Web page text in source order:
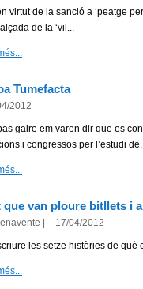
virtut de la sanció a ‘peatge
de la ‘vil...
Tumefacta
2012
gaire em varen dir que es
i congressos per l’estudi
que van ploure bitllets i
17/04/2012
les setze històries de què